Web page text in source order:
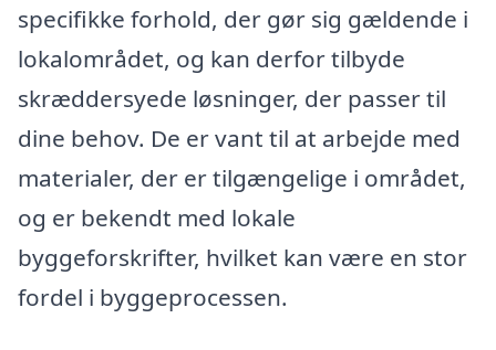
specifikke forhold, der gør sig gældende i
lokalområdet, og kan derfor tilbyde
skræddersyede løsninger, der passer til
dine behov. De er vant til at arbejde med
materialer, der er tilgængelige i området,
og er bekendt med lokale
byggeforskrifter, hvilket kan være en stor
fordel i byggeprocessen.